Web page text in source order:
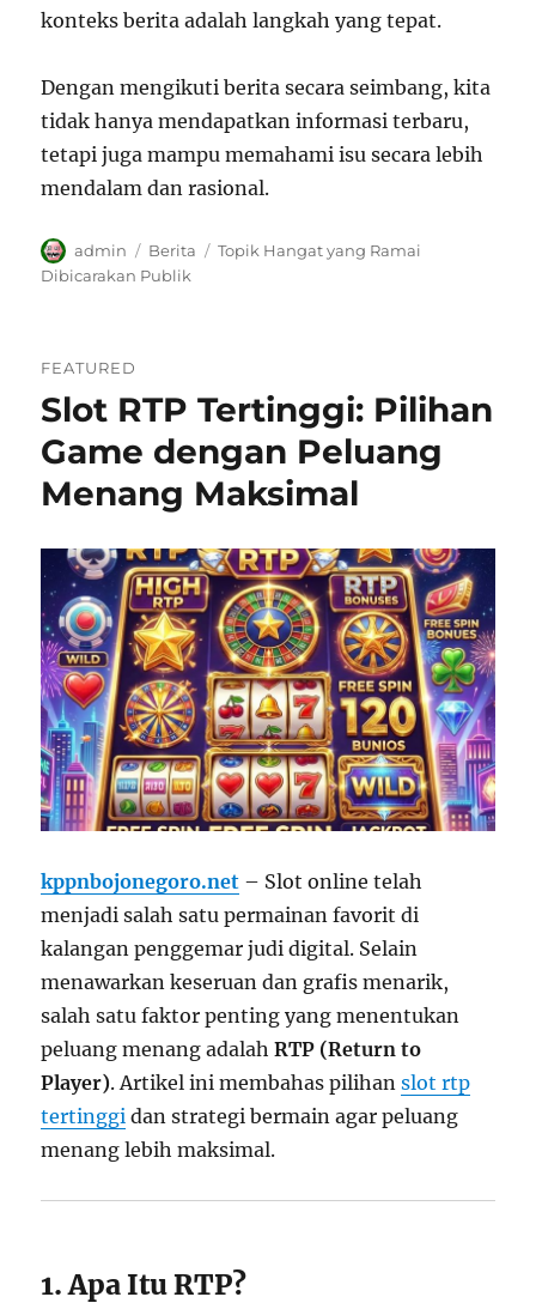
konteks berita adalah langkah yang tepat.
Dengan mengikuti berita secara seimbang, kita
tidak hanya mendapatkan informasi terbaru,
tetapi juga mampu memahami isu secara lebih
mendalam dan rasional.
Author
admin Categories
Berita Tags
Topik Hangat yang Ramai
Dibicarakan Publik
FEATURED
Slot RTP Tertinggi: Pilihan
Game dengan Peluang
Menang Maksimal
kppnbojonegoro.net – Slot online telah
menjadi salah satu permainan favorit di
kalangan penggemar judi digital. Selain
menawarkan keseruan dan grafis menarik,
salah satu faktor penting yang menentukan
peluang menang adalahRTP (Return to
Player). Artikel ini membahas pilihanslot rtp
tertinggi dan strategi bermain agar peluang
menang lebih maksimal.
1. Apa Itu RTP?